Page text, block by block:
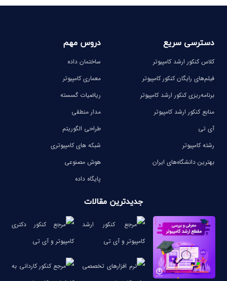
دسترسی سریع
کلاس کنکور ارشد کامپیوتر
فیلم‌های رایگان کنکور کامپیوتر
برنامه‌ریزی کنکور ارشد کامپیوتر
منابع کنکور ارشد کامپیوتر
آی تی
رشته کامپیوتر
بهترین دانشگاه‌های ایران
دروس مهم
ساختمان داده
معماری کامپیوتر
ریاضیات گسسته
مدار منطقی
طراحی الگوریتم
شبکه های کامپیوتری
هوش مصنوعی
پایگاه داده
جدیدترین مقالات